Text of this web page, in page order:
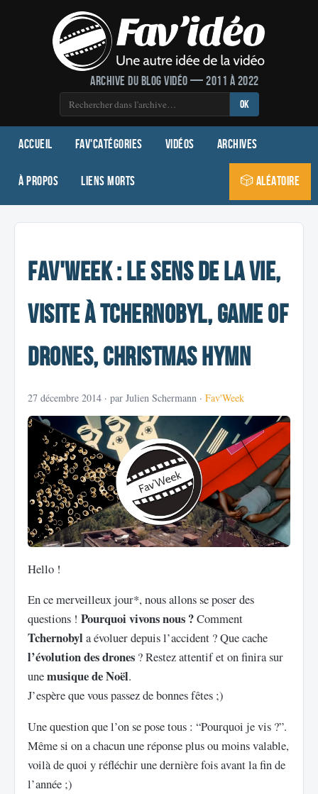
Archive du blog vidéo — 2011 à 2022
OK
Accueil Fav'Catégories Vidéos Archives
À propos Liens morts 🎲 Aléatoire
Fav'week : Le sens de la vie,
Visite à Tchernobyl, GAME of
DRONES, Christmas Hymn
27 décembre 2014 · par Julien Schermann · Fav'Week
Hello !
En ce merveilleux jour*, nous allons se poser des
questions ! Pourquoi vivons nous ?Comment
Tchernobyl a évoluer depuis l’accident ? Que cache
l’évolution des drones ? Restez attentif et on finira sur
unemusique de Noël.
J’espère que vous passez de bonnes fêtes ;)
Une question que l’on se pose tous : “Pourquoi je vis ?”.
Même si on a chacun une réponse plus ou moins valable,
voilà de quoi y réfléchir une dernière fois avant la fin de
l’année ;)